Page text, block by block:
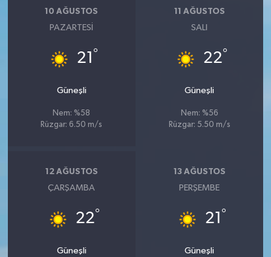
10 AĞUSTOS
PAZARTESI
21 °
Güneşli
Nem: %58
Rüzgar: 6.50 m/s
11 AĞUSTOS
SALI
22°
Güneşli
Nem: %56
Rüzgar: 5.50 m/s
12 AĞUSTOS
ÇARŞAMBA
22°
Güneşli
13 AĞUSTOS
PERŞEMBE
21 °
Güneşli